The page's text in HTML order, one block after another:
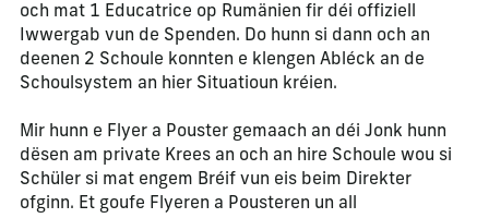
och mat 1 Educatrice op Rumänien fir déi offiziell
Iwwergab vun de Spenden. Do hunn si dann och an
deenen 2 Schoule konnten e klengen Abléck an de
Schoulsystem an hier Situatioun kréien.
Mir hunn e Flyer a Pouster gemaach an déi Jonk hunn
dësen am private Krees an och an hire Schoule wou si
Schüler si mat engem Bréif vun eis beim Direkter
ofginn. Et goufe Flyeren a Pousteren un all